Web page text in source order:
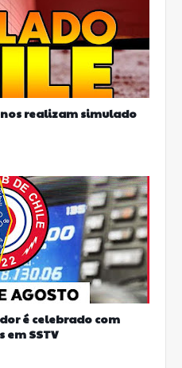
realizam simulado
é celebrado com
SSTV